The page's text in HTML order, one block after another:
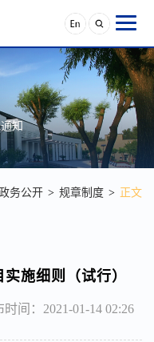
知
务公开 > 规章制度 > 正文
施细则（试行）
间：2021-01-14 02:26